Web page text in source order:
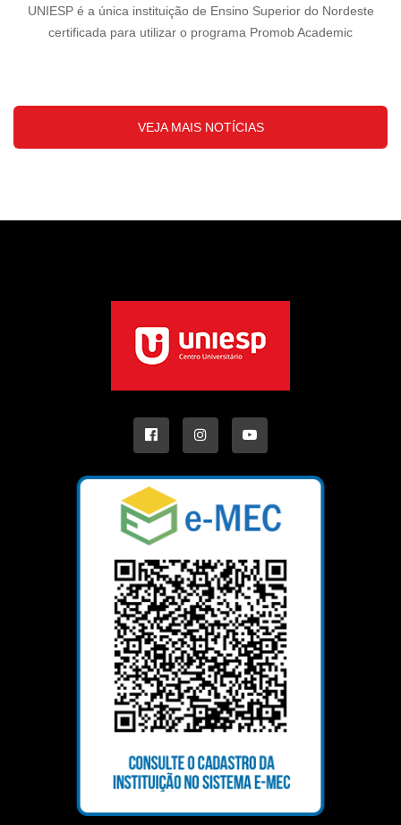
UNIESP é a única instituição de Ensino Superior do Nordeste
certificada para utilizar o programa Promob Academic
VEJA MAIS NOTÍCIAS